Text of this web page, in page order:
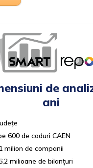
de
ani
600 de coduri CAEN
milion de companii
milioane de bilanțuri